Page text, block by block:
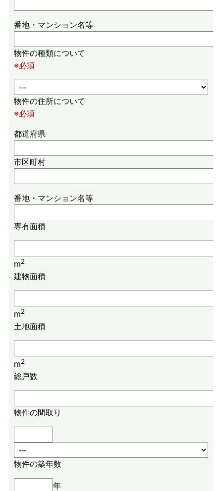
番地・マンション名等
物件の種類について
※必須
物件の住所について
※必須
都道府県
市区町村
番地・マンション名等
専有面積
m2
建物面積
m2
土地面積
m2
総戸数
物件の間取り
物件の築年数
年